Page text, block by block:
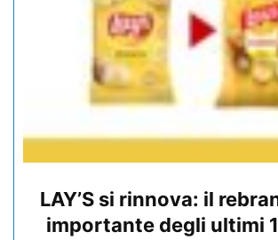
LAY’S si rinnova: il
importante degli ultimi